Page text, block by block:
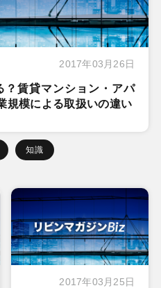
2017年03月26日
？賃貸マンション・アパ
模による取扱いの違い
知識
2017年03月25日